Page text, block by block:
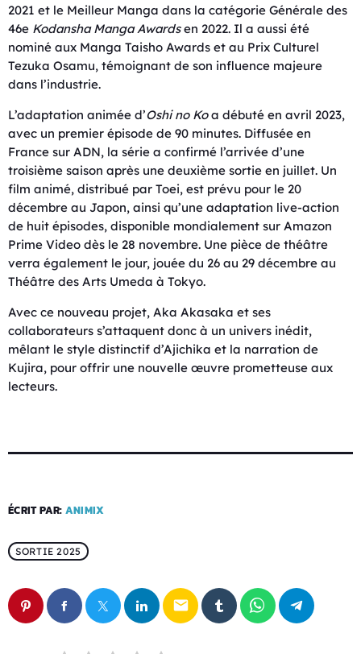
2021 et le Meilleur Manga dans la catégorie Générale des
46e Kodansha Manga Awardsen 2022. Il a aussi été
nominé aux Manga Taisho Awards et au Prix Culturel
Tezuka Osamu, témoignant de son influence majeure
dans l’industrie.
L’adaptation animée d’Oshi no Koa débuté en avril 2023,
avec un premier épisode de 90 minutes. Diffusée en
France sur ADN, la série a confirmé l’arrivée d’une
troisième saison après une deuxième sortie en juillet. Un
film animé, distribué par Toei, est prévu pour le 20
décembre au Japon, ainsi qu’une adaptation live-action
de huit épisodes, disponible mondialement sur Amazon
Prime Video dès le 28 novembre. Une pièce de théâtre
verra également le jour, jouée du 26 au 29 décembre au
Théâtre des Arts Umeda à Tokyo.
Avec ce nouveau projet, Aka Akasaka et ses
collaborateurs s’attaquent donc à un univers inédit,
mêlant le style distinctif d’Ajichika et la narration de
Kujira, pour offrir une nouvelle œuvre prometteuse aux
lecteurs.
ÉCRIT PAR: ANIMIX
SORTIE 2025
email